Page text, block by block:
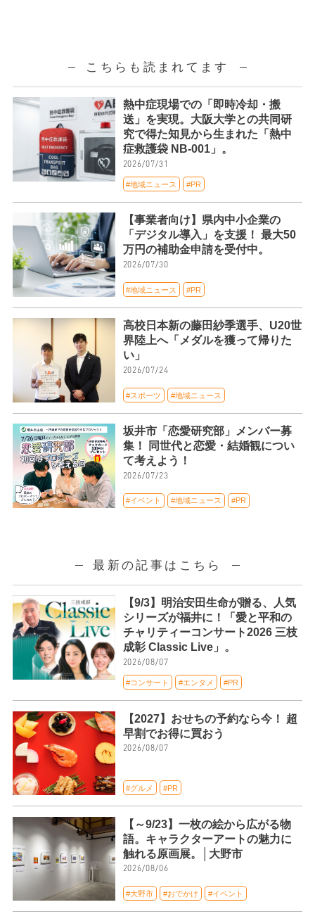
こちらも読まれてます
熱中症現場での「即時冷却・搬
送」を実現。大阪大学との共同研
究で得た知見から生まれた「熱中
症救護袋 NB-001」。
2026/07/31
#地域ニュース #PR
【事業者向け】県内中小企業の
「デジタル導入」を支援！ 最大50
万円の補助金申請を受付中。
2026/07/30
#地域ニュース #PR
高校日本新の藤田紗季選手、U20世
界陸上へ「メダルを獲って帰りた
い」
2026/07/24
#スポーツ #地域ニュース
坂井市「恋愛研究部」メンバー募
集！ 同世代と恋愛・結婚観につい
て考えよう！
2026/07/23
#イベント #地域ニュース #PR
最新の記事はこちら
【9/3】明治安田生命が贈る、人気
シリーズが福井に！「愛と平和の
チャリティーコンサート2026 三枝
成彰 Classic Live」。
2026/08/07
#コンサート #エンタメ #PR
【2027】おせちの予約なら今！ 超
早割でお得に買おう
2026/08/07
#グルメ #PR
【～9/23】一枚の絵から広がる物
語。キャラクターアートの魅力に
触れる原画展。│大野市
2026/08/06
#大野市 #おでかけ #イベント